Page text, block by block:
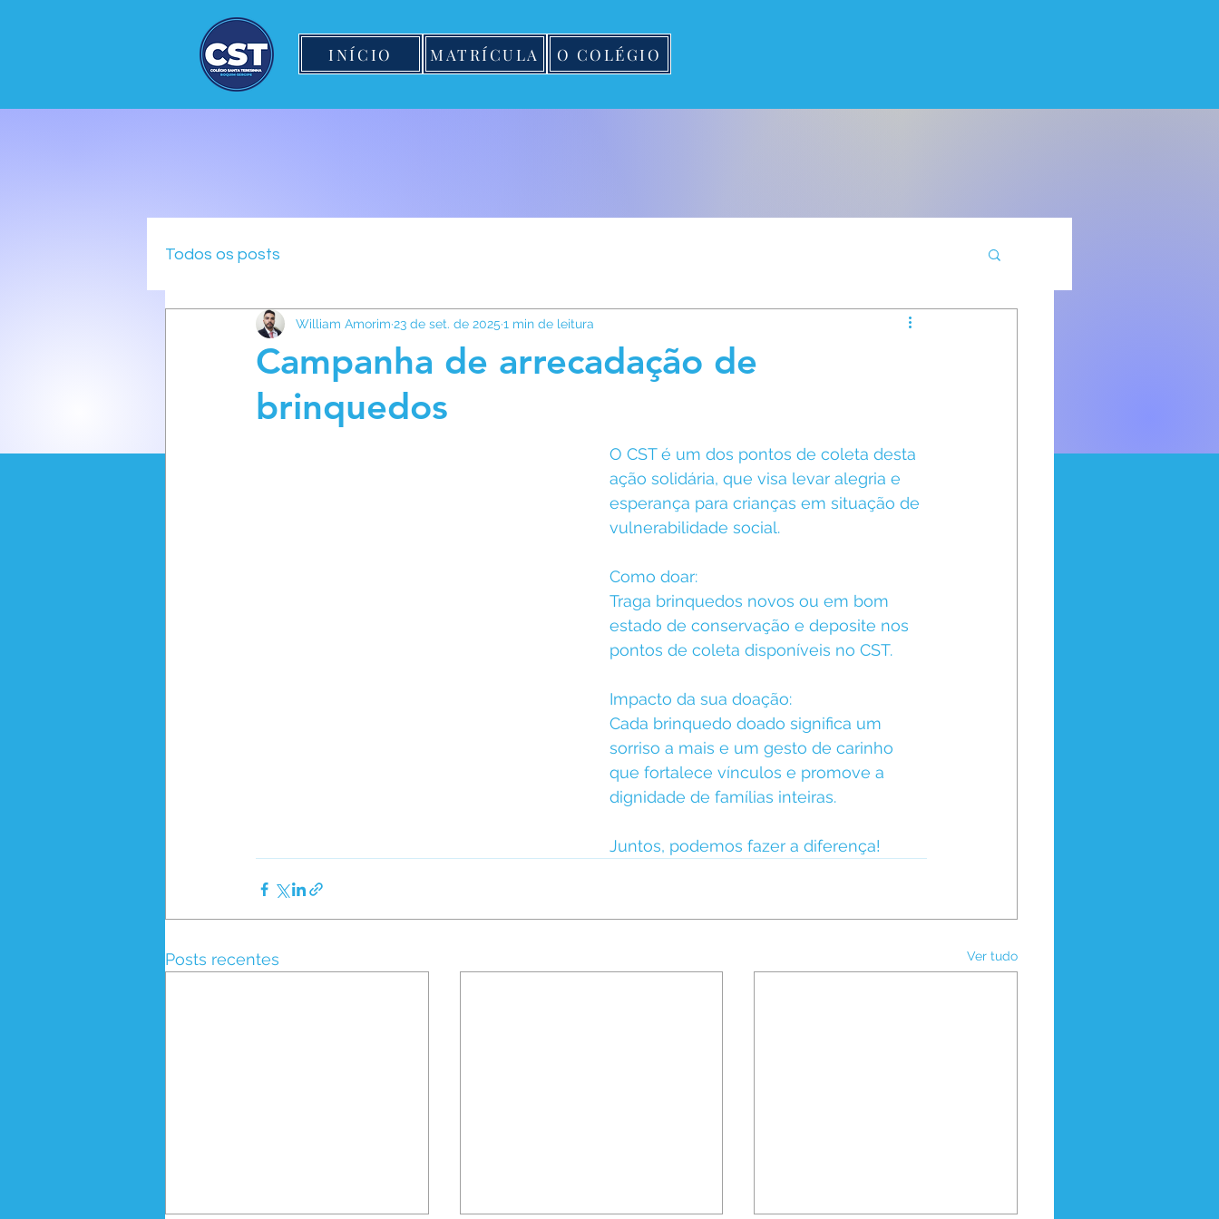
INÍCIO MATRÍCULA O COLÉGIO
Todos os posts
Campanha de arrecadação de
brinquedos
William Amorim 23 de set. de 2025 1 min de leitura
O CST é um dos pontos de coleta desta
ação solidária, que visa levar alegria e
esperança para crianças em situação de
vulnerabilidade social.
Como doar:
Traga brinquedos novos ou em bom
estado de conservação e deposite nos
pontos de coleta disponíveis no CST.
Impacto da sua doação:
Cada brinquedo doado significa um
sorriso a mais e um gesto de carinho
que fortalece vínculos e promove a
dignidade de famílias inteiras.
Juntos, podemos fazer a diferença!
Posts recentes Ver tudo